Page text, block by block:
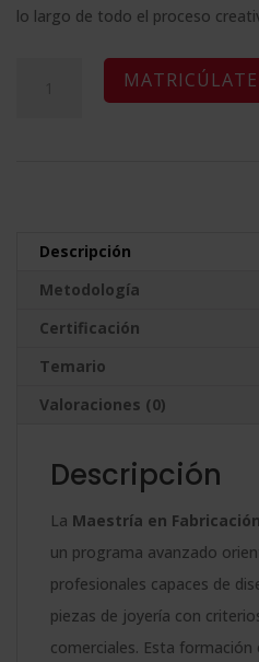
lo largo de todo el proceso
Internacional
Joyas
Diploma
cantidad
MATRICÚLATE
Descripción
Metodología
Certificación
Temario
Valoraciones (0)
Descripción
La Maestría en
un programa avanzado
profesionales capaces de
piezas de joyería con
comerciales. Esta formación